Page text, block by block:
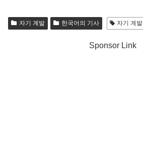
자기 계발 한국어의 기사 자기 계발
Sponsor Link